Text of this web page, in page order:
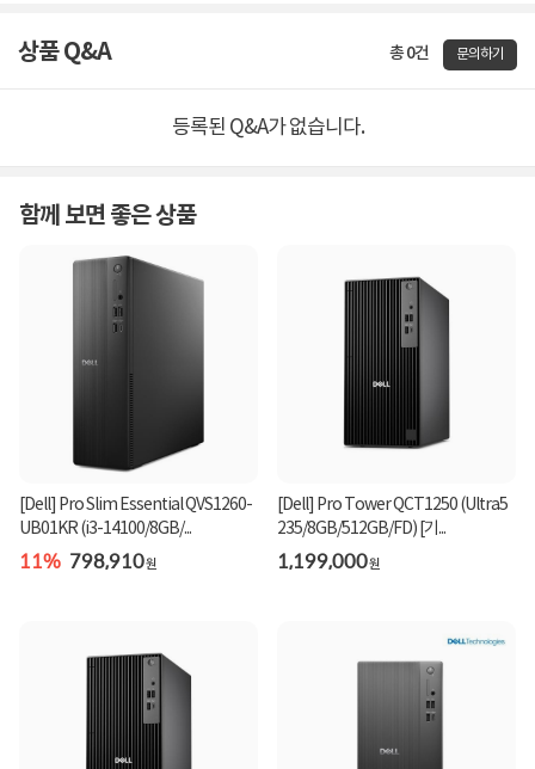
상품 Q&A 총 0건 문의하기
등록된 Q&A가 없습니다.
함께 보면 좋은 상품
[Dell] Pro Slim Essential QVS1260-
UB01KR (i3-14100/8GB/...
11% 798,910원
[Dell] Pro Tower QCT1250 (Ultra5
235/8GB/512GB/FD) [기...
1,199,000원